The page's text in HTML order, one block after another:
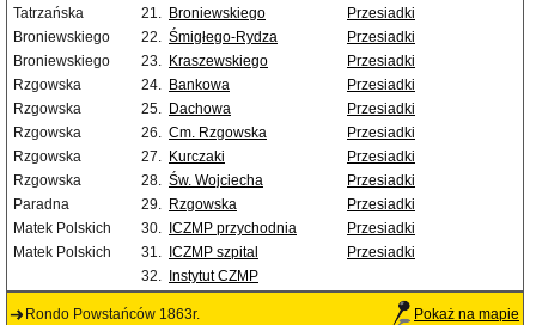
Tatrzańska
21. Broniewskiego
Przesiadki
Broniewskiego
22. Śmigłego-Rydza
Przesiadki
Broniewskiego
23. Kraszewskiego
Przesiadki
Rzgowska
24. Bankowa
Przesiadki
Rzgowska
25. Dachowa
Przesiadki
Rzgowska
26. Cm. Rzgowska
Przesiadki
Rzgowska
27. Kurczaki
Przesiadki
Rzgowska
28. Św. Wojciecha
Przesiadki
Paradna
29. Rzgowska
Przesiadki
Matek Polskich
30. ICZMP przychodnia
Przesiadki
Matek Polskich
31. ICZMP szpital
Przesiadki
32.
Instytut CZMP
Rondo Powstańców 1863r. Pokaż na mapie